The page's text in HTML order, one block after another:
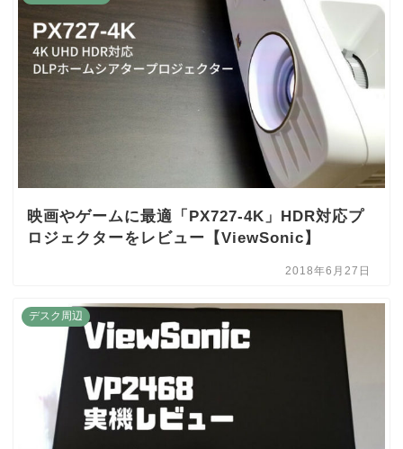
映画やゲームに最適「PX727-4K」HDR対応プ
ロジェクターをレビュー【ViewSonic】
2018年6月27日
デスク周辺